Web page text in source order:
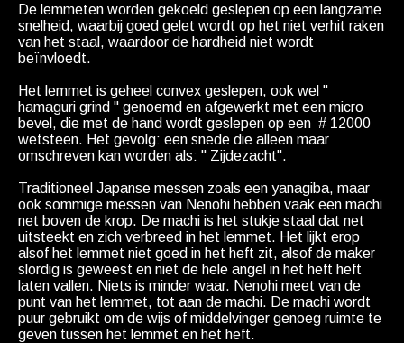
De lemmeten worden gekoeld geslepen op een langzame
snelheid, waarbij goed gelet wordt op het niet verhit raken
van het staal, waardoor de hardheid niet wordt
beïnvloedt.
Het lemmet is geheel convex geslepen, ook wel "
hamaguri grind " genoemd en afgewerkt met een micro
bevel, die met de hand wordt geslepen op een # 12000
wetsteen. Het gevolg: een snede die alleen maar
omschreven kan worden als: " Zijdezacht".
Traditioneel Japanse messen zoals een yanagiba, maar
ook sommige messen van Nenohi hebben vaak een machi
net boven de krop. De machi is het stukje staal dat net
uitsteekt en zich verbreed in het lemmet. Het lijkt erop
alsof het lemmet niet goed in het heft zit, alsof de maker
slordig is geweest en niet de hele angel in het heft heft
laten vallen. Niets is minder waar. Nenohi meet van de
punt van het lemmet, tot aan de machi. De machi wordt
puur gebruikt om de wijs of middelvinger genoeg ruimte te
geven tussen het lemmet en het heft.